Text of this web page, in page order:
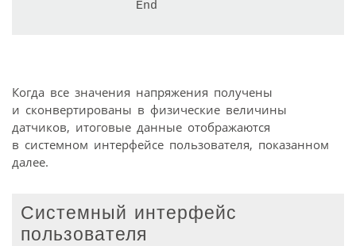
Когда все значения напряжения получены
и сконвертированы в физические величины
датчиков, итоговые данные отображаются
в системном интерфейсе пользователя, показанном
далее.
Системный интерфейс
пользователя